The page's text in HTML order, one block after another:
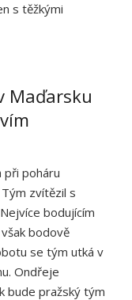
s těžkými
Maďarsku
při poháru
zvítězil s
bodujícím
bodově
se tým utká v
Ondřeje
bude pražský tým